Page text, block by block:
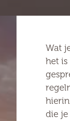
Wat
het
die